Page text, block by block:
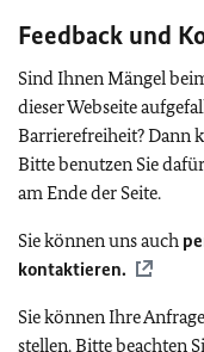
Feedback und
Sind Ihnen Mängel
dieser Webseite
Barrierefreiheit? Dann
Bitte benutzen Sie
am Ende der Seite.
Sie können uns auch
kontaktieren.
Sie können Ihre
stellen. Bitte beachten